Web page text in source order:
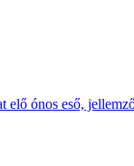
ónos eső,